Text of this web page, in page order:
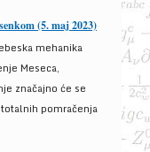
(5. maj 2023)
mehanika
Meseca,
značajno će se
pomračenja